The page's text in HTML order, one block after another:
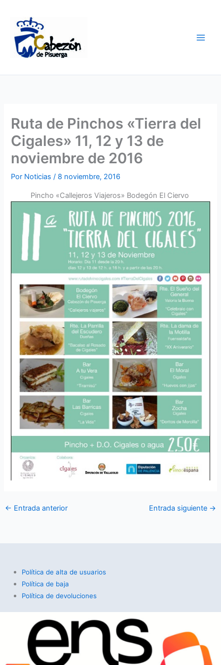
contenido
Ruta de Pinchos «Tierra del
Cigales» 11, 12 y 13 de
noviembre de 2016
Por Noticias/ 8 noviembre, 2016
Pincho «Callejeros Viajeros» Bodegón El Ciervo
← Entrada anterior Entrada siguiente →
Política de alta de usuarios
Política de baja
Política de devoluciones